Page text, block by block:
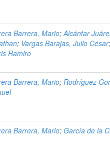
Barrera, Mario;Alcántar
; Vargas Barajas, Julio César;
Ramiro
Barrera, Mario; Rodríguez
Barrera, Mario; García de la